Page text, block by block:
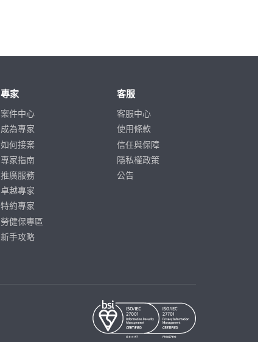
專家
案件中心
成為專家
如何接案
專家指南
推廣服務
卓越專家
特約專家
勞健保專區
新手攻略
客服
客服中心
使用條款
信任與保障
隱私權政策
公告